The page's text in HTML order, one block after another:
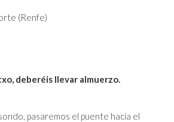
(Renfe)
deberéis llevar almuerzo.
pasaremos el puente hacia el